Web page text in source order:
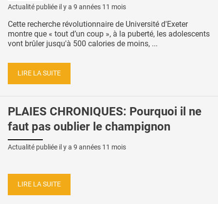
Actualité publiée il y a 9 années 11 mois
Cette recherche révolutionnaire de Université d'Exeter
montre que « tout d’un coup », à la puberté, les adolescents
vont brûler jusqu'à 500 calories de moins, ...
LIRE LA SUITE
PLAIES CHRONIQUES: Pourquoi il ne
faut pas oublier le champignon
Actualité publiée il y a 9 années 11 mois
LIRE LA SUITE